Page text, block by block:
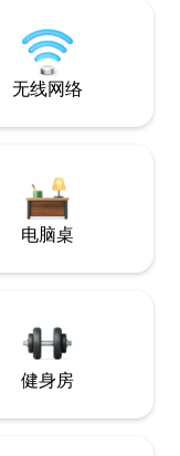
无线网络
电脑桌
健身房